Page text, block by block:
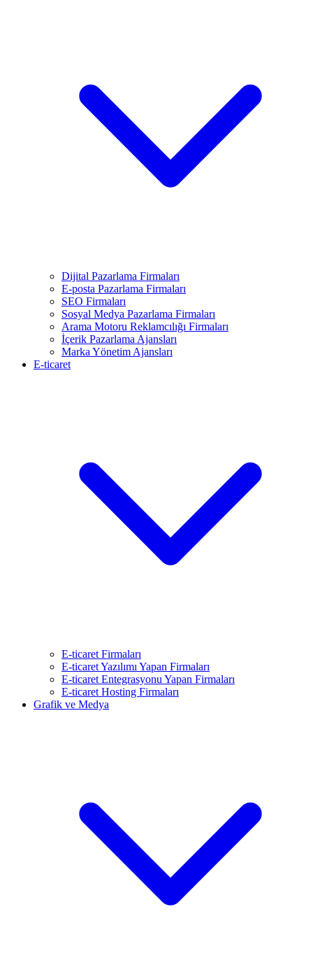
Dijital Pazarlama Firmaları
E-posta Pazarlama Firmaları
SEO Firmaları
Sosyal Medya Pazarlama Firmaları
Arama Motoru Reklamcılığı Firmaları
İçerik Pazarlama Ajansları
Marka Yönetim Ajansları
E-ticaret
E-ticaret Firmaları
E-ticaret Yazılımı Yapan Firmaları
E-ticaret Entegrasyonu Yapan Firmaları
E-ticaret Hosting Firmaları
Grafik ve Medya